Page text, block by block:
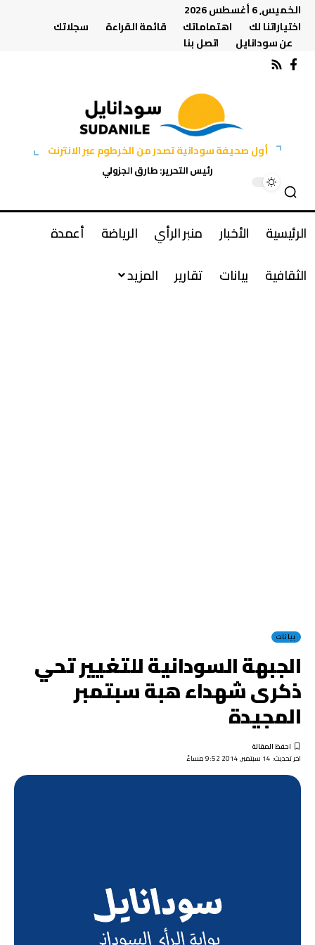
الخميس, 6 أغسطس 2026
اختياراتنا لك
اهتماماتك قائمة القراءة
سجلاتك
عن سودانايل
اتصل بنا
أول صحيفة سودانية تصدر من الخرطوم عبر الانترنت
رئيس التحرير: طارق الجزولي
الرئيسية الأخبار منبر الرأي الرياضة
أعمدة
الثقافية
بيانات تقارير المزيد
بيانات
الجبهة السودانية للتغيير تحي
ذكرى شهداء هبة سبتمبر
المجيدة
اخر تحديث: 14 سبتمبر, 2014 9:52 مساءً